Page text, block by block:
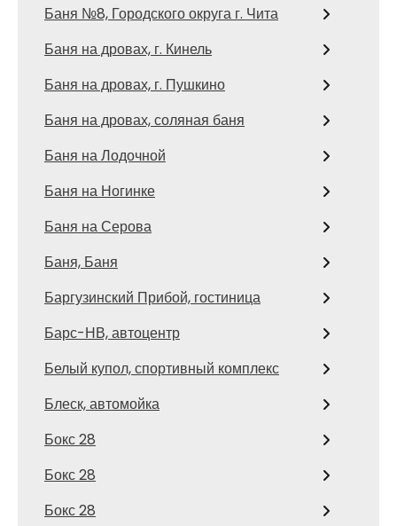
Баня №8, Городского округа г. Чита
Баня на дровах, г. Кинель
Баня на дровах, г. Пушкино
Баня на дровах, соляная баня
Баня на Лодочной
Баня на Ногинке
Баня на Серова
Баня, Баня
Баргузинский Прибой, гостиница
Барс-НВ, автоцентр
Белый купол, спортивный комплекс
Блеск, автомойка
Бокс 28
Бокс 28
Бокс 28